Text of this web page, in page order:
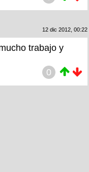
12 dic 2012, 00:22
trabajo y
0